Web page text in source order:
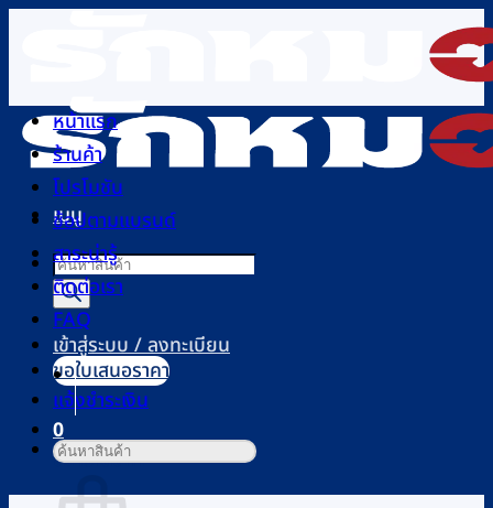
เนื้อหา
เมนู
Products
search
เข้าสู่ระบบ / ลงทะเบียน
0
ตะกร้าสินค้า
หน้าแรก
ร้านค้า
โปรโมชัน
ช้อปตามแบรนด์
สาระน่ารู้
ติดต่อเรา
FAQ
ขอใบเสนอราคา
แจ้งชำระเงิน
ค้นหา: